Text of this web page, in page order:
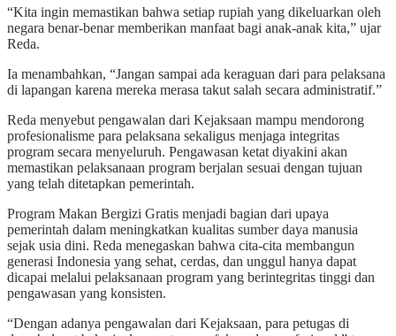
“Kita ingin memastikan bahwa setiap rupiah yang dikeluarkan oleh
negara benar-benar memberikan manfaat bagi anak-anak kita,” ujar
Reda.
Ia menambahkan, “Jangan sampai ada keraguan dari para pelaksana
di lapangan karena mereka merasa takut salah secara administratif.”
Reda menyebut pengawalan dari Kejaksaan mampu mendorong
profesionalisme para pelaksana sekaligus menjaga integritas
program secara menyeluruh. Pengawasan ketat diyakini akan
memastikan pelaksanaan program berjalan sesuai dengan tujuan
yang telah ditetapkan pemerintah.
Program Makan Bergizi Gratis menjadi bagian dari upaya
pemerintah dalam meningkatkan kualitas sumber daya manusia
sejak usia dini. Reda menegaskan bahwa cita-cita membangun
generasi Indonesia yang sehat, cerdas, dan unggul hanya dapat
dicapai melalui pelaksanaan program yang berintegritas tinggi dan
pengawasan yang konsisten.
“Dengan adanya pengawalan dari Kejaksaan, para petugas di